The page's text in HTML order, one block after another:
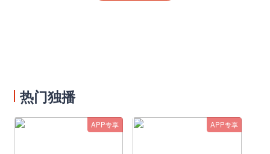
热门独播
APP专享 APP专享